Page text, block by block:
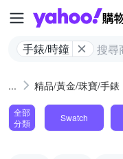
手錶/時鐘
精品/黃金/珠寶/手錶
全部
分類
Swatch